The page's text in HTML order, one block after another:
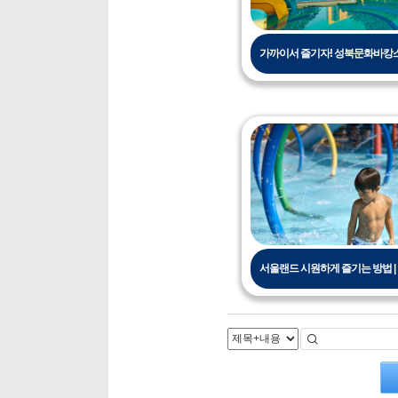
가까이서 즐기자! 성북문화바캉